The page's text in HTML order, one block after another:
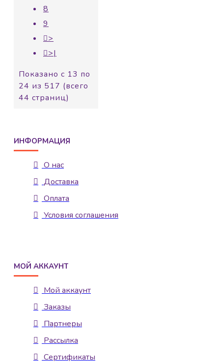
8
9
>
>|
Показано с 13 по
24 из 517 (всего
44 страниц)
ИНФОРМАЦИЯ
О нас
Доставка
Оплата
Условия соглашения
МОЙ АККАУНТ
Мой аккаунт
Заказы
Партнеры
Рассылка
Сертификаты